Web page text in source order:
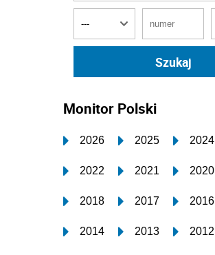
Monitor Polski
2026 2025 2024
2022 2021 2020
2018 2017 2016
2014 2013 2012